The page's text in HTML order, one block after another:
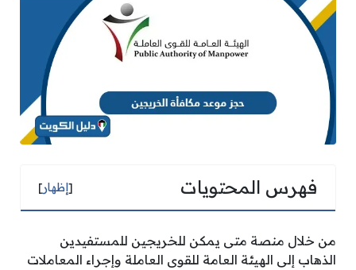
فهرس المحتويات [إظهار]
من خلال منصة متى يمكن للخريجين للمستفيدين
الذهاب إلى الهيئة العامة للقوى العاملة وإجراء المعاملات